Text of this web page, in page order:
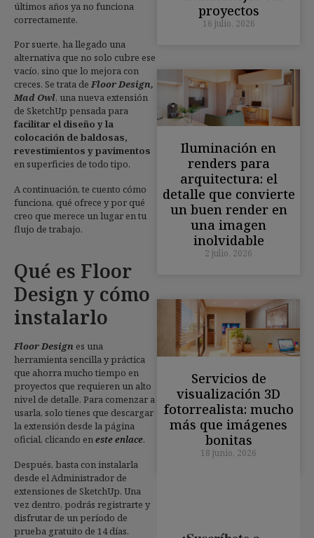
últimos años ya no funciona
correctamente.
Por suerte, ha llegado una
alternativa que no solo cubre ese
vacío, sino que lo mejora con
creces. Se trata de Floor Design,
Mad Owl, una nueva extensión
de SketchUp pensada para
facilitar el diseño y la
colocación de baldosas,
revestimientos y pavimentos
en superficies de todo tipo.
A continuación, te cuento cómo
funciona, qué ofrece y por qué
creo que merece un lugar en tu
flujo de trabajo.
Qué es Floor
Design y cómo
instalarlo
Floor Design es una
herramienta sencilla y práctica
que ahorra mucho tiempo en
proyectos que requieren un alto
nivel de detalle. Para comenzar a
usarla, solo tienes que descargar
la extensión desde la página
oficial, clicando eneste enlace.
Después, basta con instalarla
desde el Administrador de
extensiones de SketchUp. Una
vez dentro, podrás registrarte y
disfrutar de un período de
prueba gratuito de 14 días.
proyectos
16 julio, 2026
Iluminación en
renders para
arquitectura: el
detalle que convierte
un buen render en
una imagen
inolvidable
2 julio, 2026
Servicios de
visualización 3D
fotorrealista: mucho
más que imágenes
bonitas
18 junio, 2026